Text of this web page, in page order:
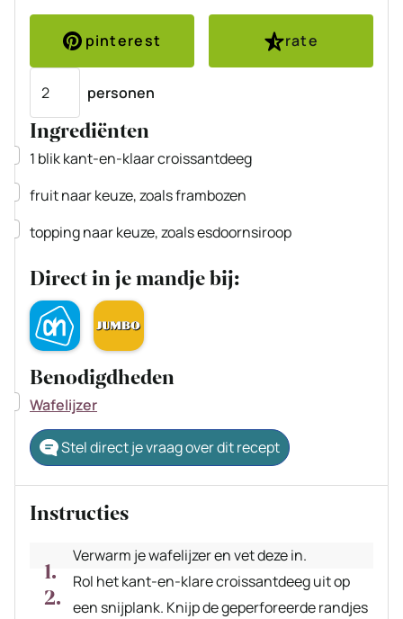
pinterest
rate
personen
Ingrediënten
▢
1 blikkant-en-klaar croissantdeeg
▢
fruit naar keuze, zoals frambozen
▢
topping naar keuze, zoals esdoornsiroop
Direct in je mandje bij:
Benodigdheden
▢
Wafelijzer
Stel direct je vraag over dit recept
Instructies
Verwarm je wafelijzer en vet deze in.
Rol het kant-en-klare croissantdeeg uit op
een snijplank. Knijp de geperforeerde randjes